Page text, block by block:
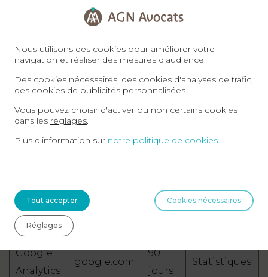
Cookies de mesures d’audience
En vue d’adapter notre site à vos demandes et
besoins, nous mesurons le nombre de visites,
le nombre de pages vues ainsi que votre
activité sur notre site et votre fréquence de
Nom Domaine
Durée
de vie
Usage
Google
Analytics
google.com
90
jours
Statistiques
Nous utilisons des cookies pour améliorer votre
navigation et réaliser des mesures d'audience.
Des cookies nécessaires, des cookies d'analyses de trafic,
des cookies de publicités personnalisées.
Vous pouvez choisir d'activer ou non certains cookies
dans les réglages.
Plus d'information sur notre politique de cookies.
Tout accepter Cookies nécessaires
Réglages